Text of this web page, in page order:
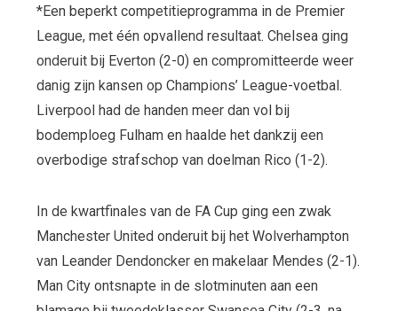
*Een beperkt competitieprogramma in de Premier
League, met één opvallend resultaat. Chelsea ging
onderuit bij Everton (2-0) en compromitteerde weer
danig zijn kansen op Champions’ League-voetbal.
Liverpool had de handen meer dan vol bij
bodemploeg Fulham en haalde het dankzij een
overbodige strafschop van doelman Rico (1-2).
In de kwartfinales van de FA Cup ging een zwak
Manchester United onderuit bij het Wolverhampton
van Leander Dendoncker en makelaar Mendes (2-1).
Man City ontsnapte in de slotminuten aan een